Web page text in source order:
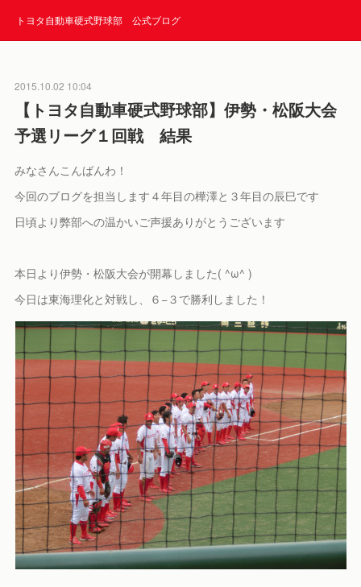
トヨタ自動車硬式野球部 公式ブログ
2015.10.02 10:04
【トヨタ自動車硬式野球部】伊勢・松阪大会
予選リーグ１回戦 結果
みなさんこんばんわ！
今回のブログを担当します４年目の樺澤と３年目の辰巳です
日頃より弊部への温かいご声援ありがとうございます
本日より伊勢・松阪大会が開幕しました( ^ω^ )
今日は東海理化と対戦し、６−３で勝利しました！